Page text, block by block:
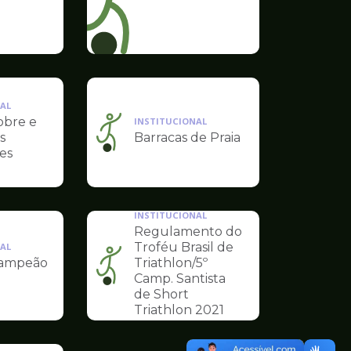
e
Ilustração
da
de
Esportes
INSTITUCIONAL
Barracas de Praia
Ilustração
da
pagina
de
INSTITUCIONAL
Regulamento do
Troféu Brasil de
Triathlon/5º
Camp. Santista
de Short
Triathlon 2021